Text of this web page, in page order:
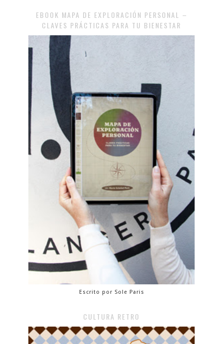
EBOOK MAPA DE EXPLORACIÓN PERSONAL –
CLAVES PRÁCTICAS PARA TU BIENESTAR
Escrito por Sole Paris
CULTURA RETRO